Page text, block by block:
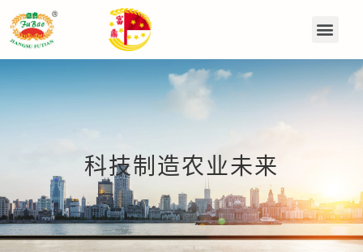
科技制造农业未来